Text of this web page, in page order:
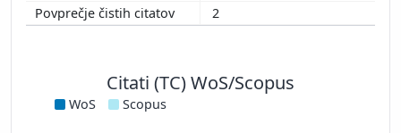
2
Citati (TC) WoS/Scopus
WoS Scopus